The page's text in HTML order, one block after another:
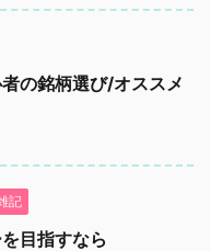
者の銘柄選び/オススメ
記
目指すなら